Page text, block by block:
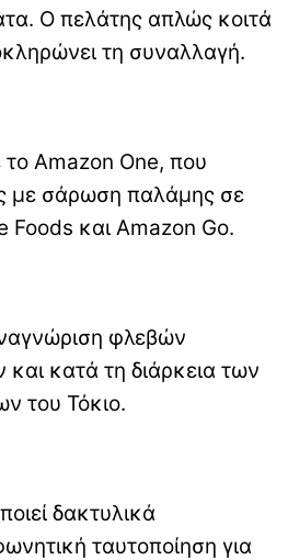
Ο πελάτης απλώς κοιτά
τη συναλλαγή.
Amazon One, που
με σάρωση παλάμης σε
Foods και Amazon Go.
φλεβών
κατά τη διάρκεια των
του Τόκιο.
δακτυλικά
ταυτοποίηση για